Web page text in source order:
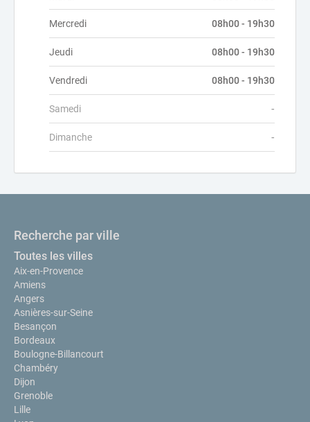
Mercredi 08h00 - 19h30
Jeudi 08h00 - 19h30
Vendredi 08h00 - 19h30
Samedi -
Dimanche -
Recherche par ville
Toutes les villes
Aix-en-Provence
Amiens
Angers
Asnières-sur-Seine
Besançon
Bordeaux
Boulogne-Billancourt
Chambéry
Dijon
Grenoble
Lille